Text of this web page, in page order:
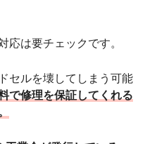
応は要チェックです。
セルを壊してしまう可能
で修理を保証してくれる